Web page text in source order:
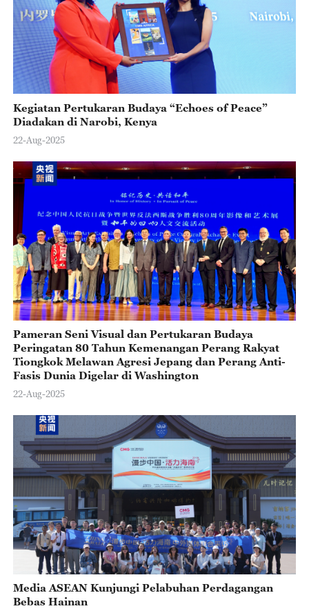
Kegiatan Pertukaran Budaya “Echoes of Peace”
Diadakan di Narobi, Kenya
22-Aug-2025
Pameran Seni Visual dan Pertukaran Budaya
Peringatan 80 Tahun Kemenangan Perang Rakyat
Tiongkok Melawan Agresi Jepang dan Perang Anti-
Fasis Dunia Digelar di Washington
22-Aug-2025
Media ASEAN Kunjungi Pelabuhan Perdagangan
Bebas Hainan